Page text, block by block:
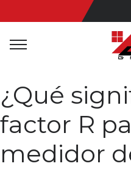
¿Qué
factor R
medidor